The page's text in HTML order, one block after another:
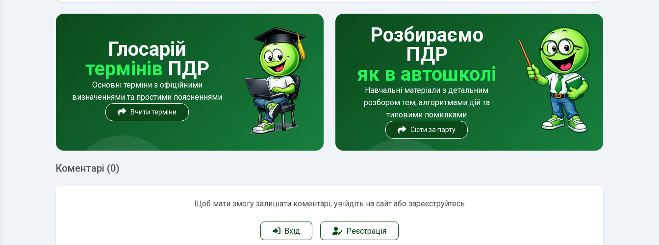
Глосарій
термінів ПДР
Основні терміни з офіційними
визначеннями та простими поясненнями
Вчити терміни
Розбираємо
ПДР
як в автошколі
Навчальні матеріали з детальним
розбором тем, алгоритмами дій та
типовими помилками
Сісти за парту
Коментарі (0)
Щоб мати змогу залишати коментарі, увійдіть на сайт або зареєструйтесь
Вхід Реєстрація